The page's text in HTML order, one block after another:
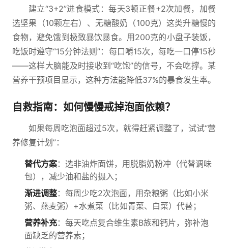
建立“3+2”进食模式：每天3顿正餐+2次加餐，加餐
选坚果（10颗左右）、无糖酸奶（100克）这类升糖慢的
食物，避免饿到极致暴饮暴食。用200克的小盘子装饭，
吃饭时遵守“15分钟法则”：每口嚼15次，每吃一口停15秒
——这样大脑能及时接收到“吃饱”的信号，不会吃撑。某
营养干预项目显示，这种方法能降低37%的暴食发生率。
自救指南：如何慢慢戒掉泡面依赖？
如果每周吃泡面超过5次，就得赶紧调整了，试试“营
养修复计划”：
替代方案：选非油炸面饼，用脱脂奶粉冲（代替调味
包），减少油和盐的摄入；
渐进调整：每周少吃2次泡面，用杂粮粥（比如小米
粥、燕麦粥）+水煮菜（比如青菜、白菜）代替；
营养补充：每天吃点复合维生素B族和钙片，弥补泡
面缺乏的营养素；